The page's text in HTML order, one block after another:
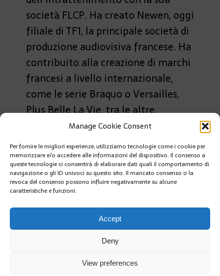
Manage Cookie Consent
Per fornire le migliori esperienze, utilizziamo tecnologie come i cookie per
memorizzare e/o accedere alle informazioni del dispositivo. Il consenso a
queste tecnologie ci consentirà di elaborare dati quali il comportamento di
navigazione o gli ID univoci su questo sito. Il mancato consenso o la
revoca del consenso possono influire negativamente su alcune
caratteristiche e funzioni.
Accept
Deny
View preferences
società FLCP. Ha creato Newen, oggi
filiale di TF1, la principale società di
produzione audiovisiva francese. Ha
contribuito alla creazione di marchi
francesi a livello internazionale,
come le serie Braquo o Versailles,
Plus Belle La Vie, tra le altre.
Fabrice Larue, ft@kenjiRYOKUJI
PRÉCÉDENT
INSTALLAZIONE DI 24 NUOVI BIOHUT, VERI VIVAI
ITTICI NEL PORTO DI MONACO
DONNE A MONACO